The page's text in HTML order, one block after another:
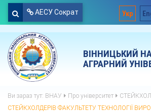
АЕСУ Сократ Укр
ВІННИЦЬКИЙ
АГРАРНИЙ
Ви зараз тут: ВНАУ Про університет
СТЕЙКХОЛДЕРІВ ФАКУЛЬТЕТУ ТЕХНОЛОГІЇ